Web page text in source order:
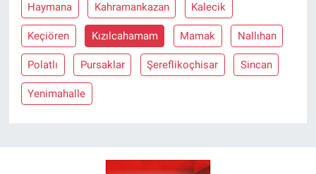
Haymana Kahramankazan Kalecik
Keçiören Kızılcahamam Mamak Nallıhan
Polatlı Pursaklar Şereflikoçhisar Sincan
Yenimahalle